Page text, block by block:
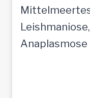
Anaplasmose